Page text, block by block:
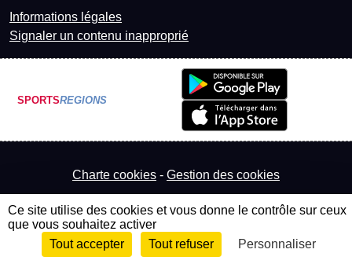
Informations légales
Signaler un contenu inapproprié
SPORTSREGIONS
Charte cookies Gestion des cookies
Envie de participer ? Connexion
Ce site utilise des cookies et vous donne le contrôle sur ceux
que vous souhaitez activer
Tout accepter
Tout refuser Personnaliser